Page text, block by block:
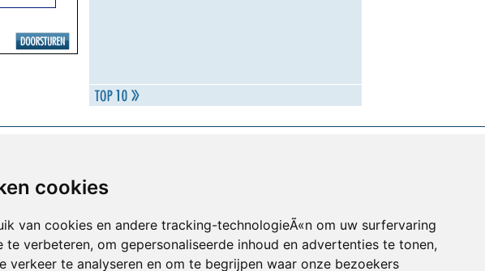
cookies
van cookies en andere tracking-technologieÃ«n om uw surfervaring
te verbeteren, om gepersonaliseerde inhoud en advertenties te tonen,
verkeer te analyseren en om te begrijpen waar onze bezoekers